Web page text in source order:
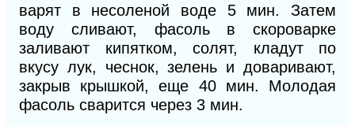
варят в несоленой воде 5 мин. Затем
воду сливают, фасоль в скороварке
заливают кипятком, солят, кладут по
вкусу лук, чеснок, зелень и доваривают,
закрыв крышкой, еще 40 мин. Молодая
фасоль сварится через 3 мин.